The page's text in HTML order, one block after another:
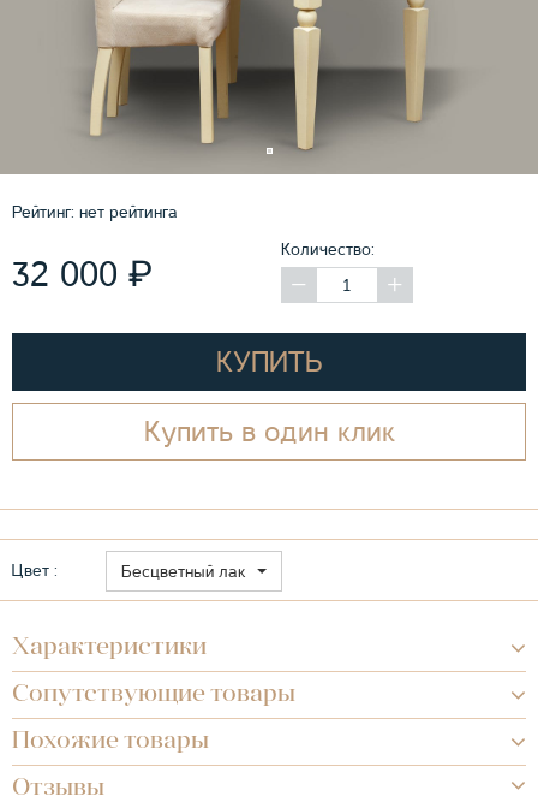
Рейтинг: нет рейтинга
32 000 ₽
Количество:
КУПИТЬ
Купить в один клик
Цвет : Бесцветный лак
Характеристики
Сопутствующие товары
Похожие товары
Отзывы